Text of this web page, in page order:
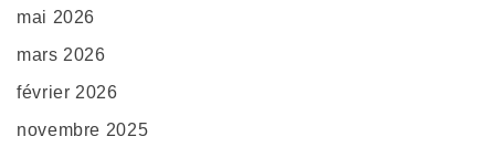
mai 2026
mars 2026
février 2026
novembre 2025